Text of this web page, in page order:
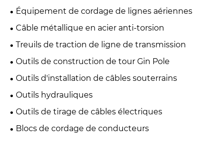
Équipement de cordage de lignes aériennes
Câble métallique en acier anti-torsion
Treuils de traction de ligne de transmission
Outils de construction de tour Gin Pole
Outils d'installation de câbles souterrains
Outils hydrauliques
Outils de tirage de câbles électriques
Blocs de cordage de conducteurs